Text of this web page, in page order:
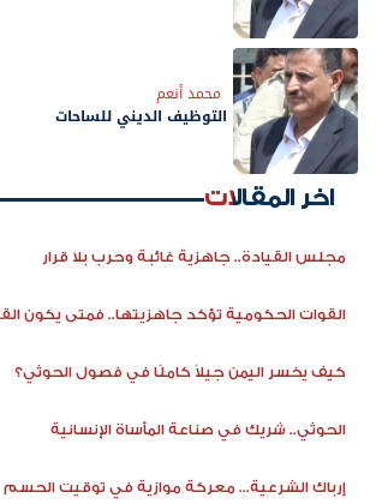
محمد أنعم
التوظيف الديني للساحات
اخر المقالات
مجلس القيادة.. جاهزية غائبة وحرب بلا قرار
القوات الحكومية تؤكد جاهزيتها.. فمتى يكون
كيف يخسر اليمن جيلاً كاملًا في فصول الحوثي؟
الحوثي.. شريك في صناعة المأساة الإنسانية
إرباك الشرعية... معركة موازية في توقيت الحسم